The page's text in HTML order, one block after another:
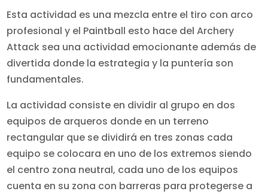
Esta actividad es una mezcla entre el tiro con arco
profesional y el Paintball esto hace del Archery
Attack sea una actividad emocionante además de
divertida donde la estrategia y la puntería son
fundamentales.
La actividad consiste en dividir al grupo en dos
equipos de arqueros donde en un terreno
rectangular que se dividirá en tres zonas cada
equipo se colocara en uno de los extremos siendo
el centro zona neutral, cada uno de los equipos
cuenta en su zona con barreras para protegerse a